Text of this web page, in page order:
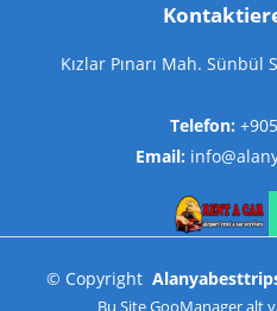
Kızlar Pınarı Mah. Sünbül
Telefon:
Email:
© Copyright
Bu SiteGooManageralt